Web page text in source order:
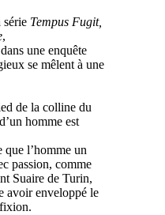
série Tempus Fugit,
,
une enquête
se mêlent à une
de la colline du
homme est
que l’homme un
passion, comme
Suaire de Turin,
avoir enveloppé le